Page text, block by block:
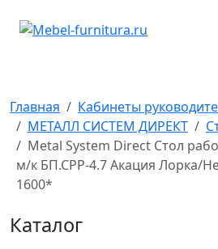
Главная
Кабинеты
МЕТАЛЛ СИСТЕМ ДИРЕКТ
Metal System Direct Стол
м/к БП.СРР-4.7 Акация Лорка/
1600*
Каталог